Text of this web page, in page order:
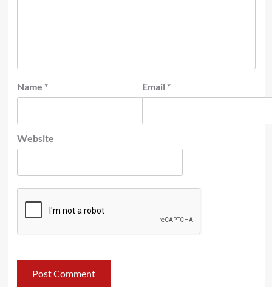
Name * Email *
Website